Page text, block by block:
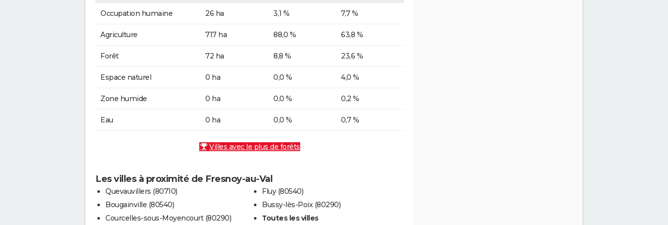
Occupation humaine 26 ha 3,1 % 7,7 %
Agriculture 717 ha 88,0 % 63,8 %
Forêt 72 ha 8,8 % 23,6 %
Espace naturel 0 ha 0,0 % 4,0 %
Zone humide 0 ha 0,0 % 0,2 %
Eau 0 ha 0,0 % 0,7 %
Villes avec le plus de forêts
Les villes à proximité de Fresnoy-au-Val
Quevauvillers (80710)
Bougainville (80540)
Courcelles-sous-Moyencourt (80290)
Fluy (80540)
Bussy-lès-Poix (80290)
Toutes les villes